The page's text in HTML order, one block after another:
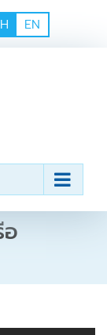
EN